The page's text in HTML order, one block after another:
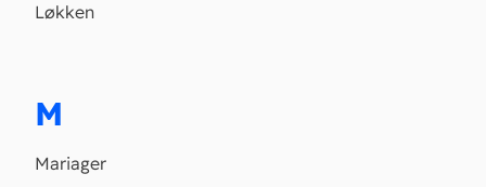
Løkken
M
Mariager